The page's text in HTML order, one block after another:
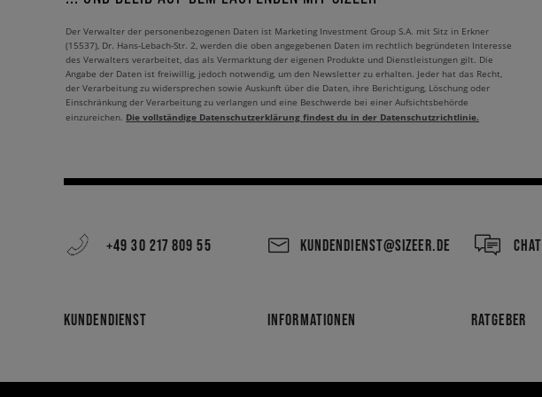
Der Verwalter der personenbezogenen Daten ist Marketing Investment Group S.A. mit Sitz in Erkner
(15537), Dr. Hans-Lebach-Str. 2, werden die oben angegebenen Daten im rechtlich begründeten Interesse
des Verwalters verarbeitet, das als Vermarktung der eigenen Produkte und Dienstleistungen gilt. Die
Angabe der Daten ist freiwillig, jedoch notwendig, um den Newsletter zu erhalten. Jeder hat das Recht,
der Verarbeitung zu widersprechen sowie Auskunft über die Daten, ihre Berichtigung, Löschung oder
Einschränkung der Verarbeitung zu verlangen und eine Beschwerde bei einer Aufsichtsbehörde
einzureichen. Die vollständige Datenschutzerklärung findest du in der Datenschutzrichtlinie.
+49 30 217 809 55 KUNDENDIENST@SIZEER.DE CHAT
KUNDENDIENST INFORMATIONEN RATGEBER